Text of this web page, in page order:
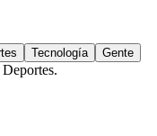
Tecnología Gente
Deportes.